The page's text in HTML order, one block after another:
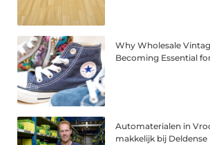
Why Wholesale
Becoming Essential
Automaterialen in
makkelijk bij Deldense